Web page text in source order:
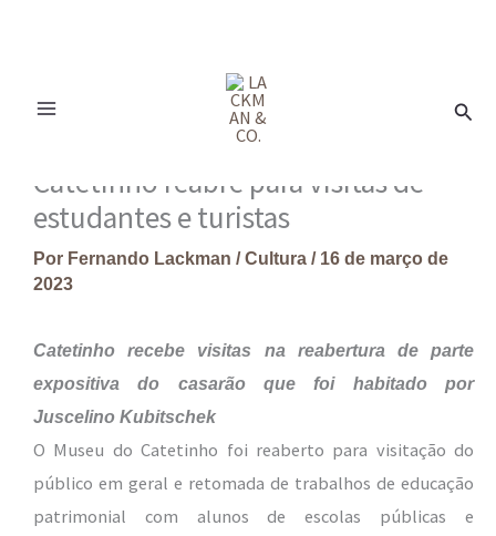
Catetinho reabre para visitas de
estudantes e turistas
Por Fernando Lackman /Cultura / 16 de março de
2023
Catetinho recebe visitas na reabertura de parte
expositiva do casarão que foi habitado por
Juscelino Kubitschek
O Museu do Catetinho foi reaberto para visitação do
público em geral e retomada de trabalhos de educação
patrimonial com alunos de escolas públicas e